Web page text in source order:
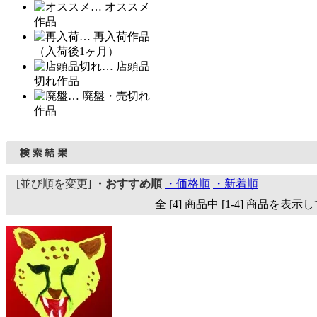
… オススメ
作品
… 再入荷作品
（入荷後1ヶ月）
… 店頭品
切れ作品
… 廃盤・売切れ
作品
[並び順を変更] ・おすすめ順 ・価格順
・新着順
全 [4] 商品中 [1-4] 商品を表示し